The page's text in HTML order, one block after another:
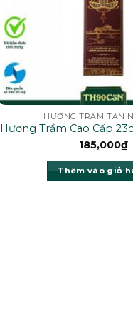
HƯƠNG TRẦM TÂN
Hương Trầm Cao Cấp
185,000₫
Thêm vào giỏ